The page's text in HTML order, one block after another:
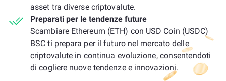
asset tra diverse criptovalute.
Preparati per le tendenze future
Scambiare Ethereum (ETH) con USD Coin (USDC)
BSC ti prepara per il futuro nel mercato delle
criptovalute in continua evoluzione, consentendoti
di cogliere nuove tendenze e innovazioni.